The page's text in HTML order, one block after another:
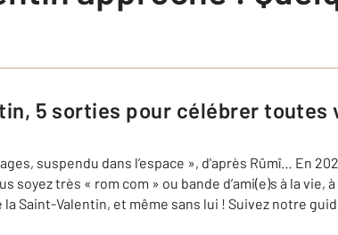
5 sorties pour célébrer toutes
suspendu dans l’espace », d'après Rûmî… En
soyez très « rom com » ou bande d’ami(e)s à la vie,
la Saint-Valentin, et même sans lui ! Suivez notre